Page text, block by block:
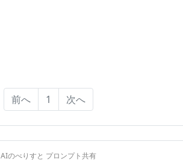
前へ 1 次へ
AIのべりすと プロンプト共有